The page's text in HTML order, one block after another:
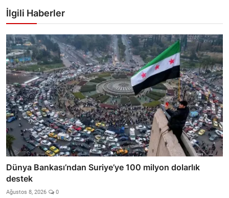
İlgili Haberler
Dünya Bankası’ndan Suriye’ye 100 milyon dolarlık
destek
Ağustos 8, 2026 0